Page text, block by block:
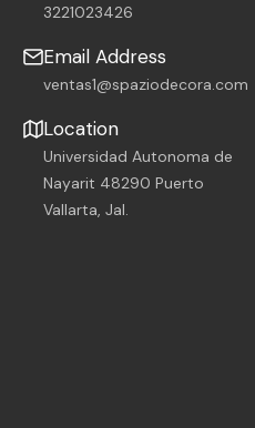
3221023426
Email Address
ventas1@spaziodecora.com
Location
Universidad Autonoma de
Nayarit 48290 Puerto
Vallarta, Jal.